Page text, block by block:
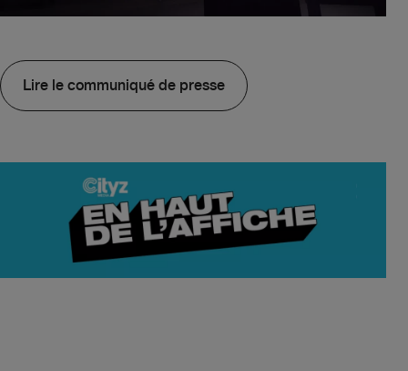
Lire le communiqué de presse